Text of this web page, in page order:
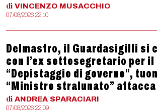
di VINCENZO MUSACCHIO
07/08/2026 22:10
Delmastro, il Guardasigilli si
con l’ex sottosegretario per il
“Depistaggio di governo”,
“Ministro stralunato” attacca
di ANDREA SPARACIARI
07/08/2026 22:09